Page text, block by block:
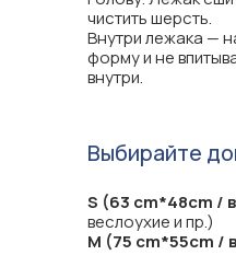
чистить шерсть.
Внутри лежака —
форму и не
внутри.
Выбирайте
S (63 cm*48cm /
веслоухие и пр.)
M (75 cm*55cm /